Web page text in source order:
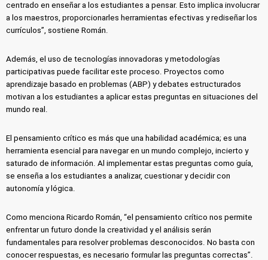
centrado en enseñar a los estudiantes a pensar. Esto implica involucrar
a los maestros, proporcionarles herramientas efectivas y rediseñar los
currículos”, sostiene Román.
Además, el uso de tecnologías innovadoras y metodologías
participativas puede facilitar este proceso. Proyectos como
aprendizaje basado en problemas (ABP) y debates estructurados
motivan a los estudiantes a aplicar estas preguntas en situaciones del
mundo real.
El pensamiento crítico es más que una habilidad académica; es una
herramienta esencial para navegar en un mundo complejo, incierto y
saturado de información. Al implementar estas preguntas como guía,
se enseña a los estudiantes a analizar, cuestionar y decidir con
autonomía y lógica.
Como menciona Ricardo Román, “el pensamiento crítico nos permite
enfrentar un futuro donde la creatividad y el análisis serán
fundamentales para resolver problemas desconocidos. No basta con
conocer respuestas, es necesario formular las preguntas correctas”.